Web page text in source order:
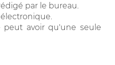
par le bureau.
avoir qu'une seule